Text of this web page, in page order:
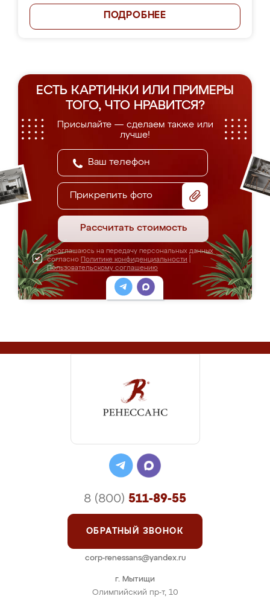
ПОДРОБНЕЕ
ЕСТЬ КАРТИНКИ ИЛИ ПРИМЕРЫ
ТОГО, ЧТО НРАВИТСЯ?
Присылайте — сделаем также или
лучше!
Прикрепить фото
Рассчитать стоимость
Я соглашаюсь на передачу персональных данных
согласно Политике конфиденциальности
Пользовательскому соглашению
г. Мытищи
Олимпийский пр-т, 10
8 (800) 511-89-55
ОБРАТНЫЙ ЗВОНОК
corp-renessans@yandex.ru